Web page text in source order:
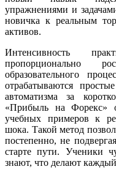
упражнениями и
новичка к реальным
активов.
Интенсивность
пропорционально
образовательного
отрабатываются
автоматизма за
«Прибыль на Форекс»
учебных примеров к
шока. Такой метод
постепенно, не
старте пути. Ученики
знают, что делают